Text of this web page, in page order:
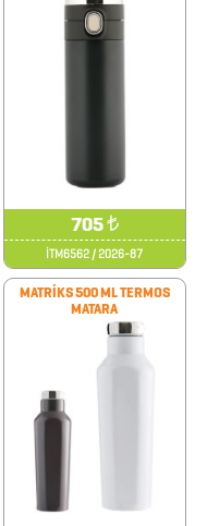
705₺
İTM6562 / 2026-87
MATRİKS 500 ML TERMOS
MATARA